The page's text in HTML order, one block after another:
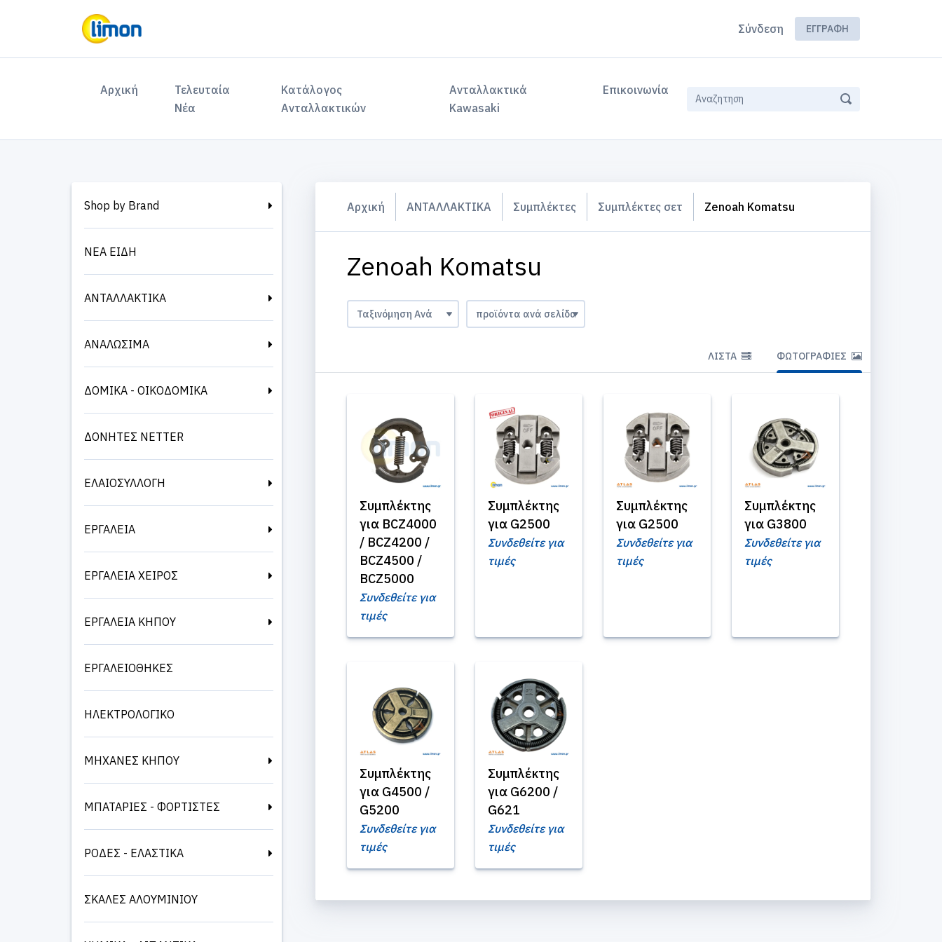
Σύνδεση ΕΓΓΡΑΦΉ
Αρχική (current)Τελευταία
Νέα
Κατάλογος
Ανταλλακτικών
Ανταλλακτικά
Kawasaki
Επικοινωνία
Shop by Brand
ΝΕΑ ΕΙΔΗ
ΑΝΤΑΛΛΑΚΤΙΚΑ
ΑΝΑΛΩΣΙΜΑ
ΔΟΜΙΚΑ - ΟΙΚΟΔΟΜΙΚΑ
ΔΟΝΗΤΕΣ NETTER
ΕΛΑΙΟΣΥΛΛΟΓΗ
ΕΡΓΑΛΕΙΑ
ΕΡΓΑΛΕΙΑ ΧΕΙΡΟΣ
ΕΡΓΑΛΕΙΑ ΚΗΠΟΥ
ΕΡΓΑΛΕΙΟΘΗΚΕΣ
ΗΛΕΚΤΡΟΛΟΓΙΚΟ
ΜΗΧΑΝΕΣ ΚΗΠΟΥ
ΜΠΑΤΑΡΙΕΣ - ΦΟΡΤΙΣΤΕΣ
ΡΟΔΕΣ - ΕΛΑΣΤΙΚΑ
ΣΚΑΛΕΣ ΑΛΟΥΜΙΝΙΟΥ
Αρχική ΑΝΤΑΛΛΑΚΤΙΚΑ Συμπλέκτες Συμπλέκτες σετ Zenoah Komatsu
Zenoah Komatsu
ΛΊΣΤΑ ΦΩΤΟΓΡΑΦΊΕΣ
Συμπλέκτης
για BCZ4000
/ BCZ4200 /
BCZ4500 /
BCZ5000
Συνδεθείτε για
τιμές
Συμπλέκτης
για G2500
Συνδεθείτε για
τιμές
Συμπλέκτης
για G2500
Συνδεθείτε για
τιμές
Συμπλέκτης
για G3800
Συνδεθείτε για
τιμές
Συμπλέκτης
για G4500 /
G5200
Συνδεθείτε για
τιμές
Συμπλέκτης
για G6200 /
G621
Συνδεθείτε για
τιμές